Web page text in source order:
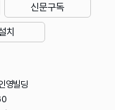
신문구독
치
영빌딩